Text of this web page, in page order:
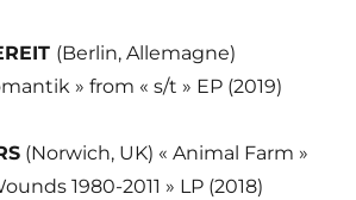
(Berlin, Allemagne)
» from « s/t » EP (2019)
(Norwich, UK) « Animal Farm »
1980-2011 » LP (2018)